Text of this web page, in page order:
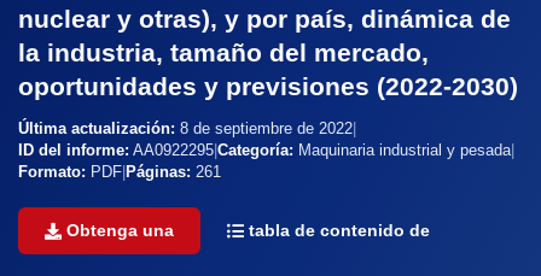
nuclear y otras), y por país, dinámica de
la industria, tamaño del mercado,
oportunidades y previsiones (2022-2030)
Última actualización: 8 de septiembre de 2022
ID del informe: AA0922295 Categoría: Maquinaria industrial y pesada|
Formato: PDF Páginas: 261
Obtenga una tabla de contenido de